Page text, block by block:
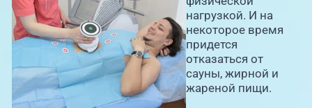
нагрузкой. И на
некоторое время
придется
отказаться от
сауны, жирной и
жареной пищи.